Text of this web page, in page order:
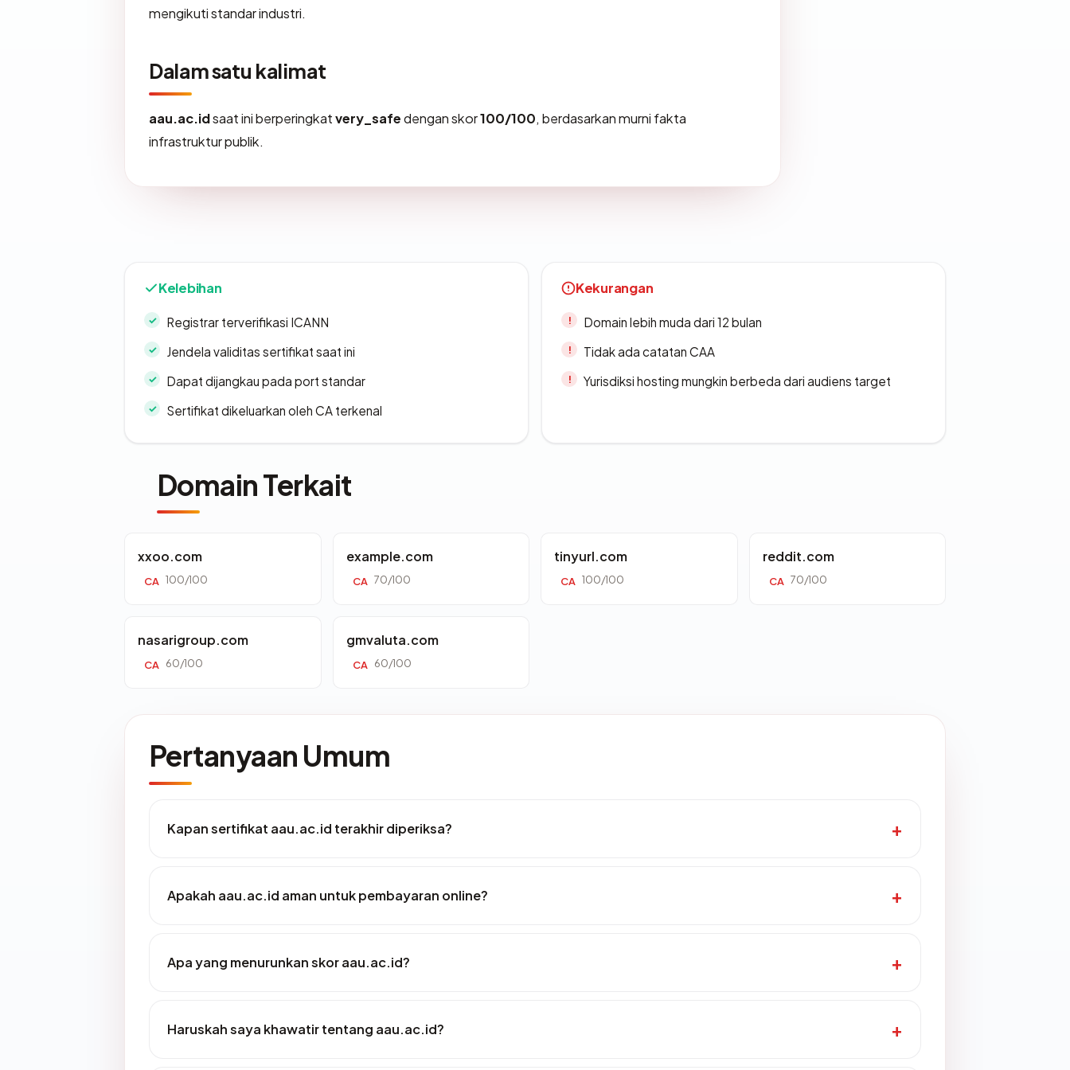
mengikuti standar industri.
Dalam satu kalimat
aau.ac.idsaat ini berperingkatvery_safedengan skor100/100, berdasarkan murni fakta
infrastruktur publik.
Kelebihan
Registrar terverifikasi ICANN
Jendela validitas sertifikat saat ini
Dapat dijangkau pada port standar
Sertifikat dikeluarkan oleh CA terkenal
Kekurangan
Domain lebih muda dari 12 bulan
Tidak ada catatan CAA
Yurisdiksi hosting mungkin berbeda dari audiens target
Domain Terkait
xxoo.com
CA 100/100
example.com
CA 70/100
tinyurl.com
CA 100/100
reddit.com
CA 70/100
nasarigroup.com
CA 60/100
gmvaluta.com
CA 60/100
Pertanyaan Umum
Kapan sertifikat aau.ac.id terakhir diperiksa?
Apakah aau.ac.id aman untuk pembayaran online?
Apa yang menurunkan skor aau.ac.id?
Haruskah saya khawatir tentang aau.ac.id?